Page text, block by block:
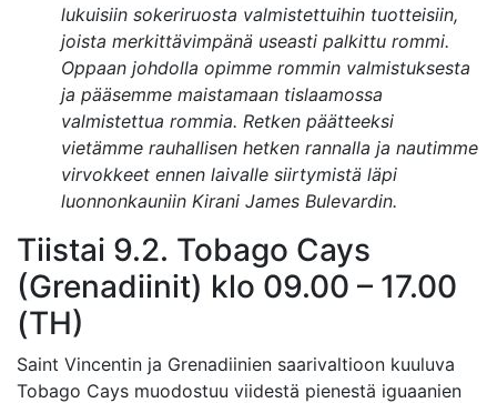
lukuisiin sokeriruosta valmistettuihin tuotteisiin,
joista merkittävimpänä useasti palkittu rommi.
Oppaan johdolla opimme rommin valmistuksesta
ja pääsemme maistamaan tislaamossa
valmistettua rommia. Retken päätteeksi
vietämme rauhallisen hetken rannalla ja nautimme
virvokkeet ennen laivalle siirtymistä läpi
luonnonkauniin Kirani James Bulevardin.
Tiistai 9.2. Tobago Cays
(Grenadiinit) klo 09.00 – 17.00
(TH)
Saint Vincentin ja Grenadiinien saarivaltioon kuuluva
Tobago Cays muodostuu viidestä pienestä iguaanien